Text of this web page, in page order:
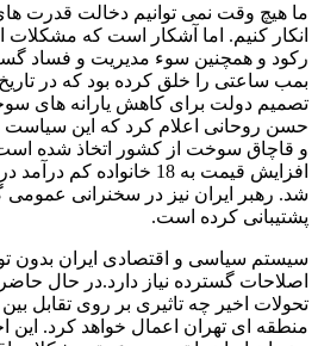
ما هیچ وقت نمی توانیم دخالت قدرت
انکار کنیم. اما آشکار است که مشکلات
رکود و همچنین سوء مدیریت و فساد
تصمیم دولت برای کاهش یارانه های
حسن روحانی اعلام کرد که این
و قاچاق سوخت از کشور اتخاذ شده است
افزایش قیمت به 18 خانواده
شد. رهبر ایران نیز در سخنرانی
پشتیبانی کرده است.
سیستم سیاسی و اقتصادی ایران بدون
اصلاحات گسترده نیاز دارد.در حال
تحولات اخیر چه تاثیری بر روی تقابل بین
منطقه ای تهران اعمال خواهد کرد. این